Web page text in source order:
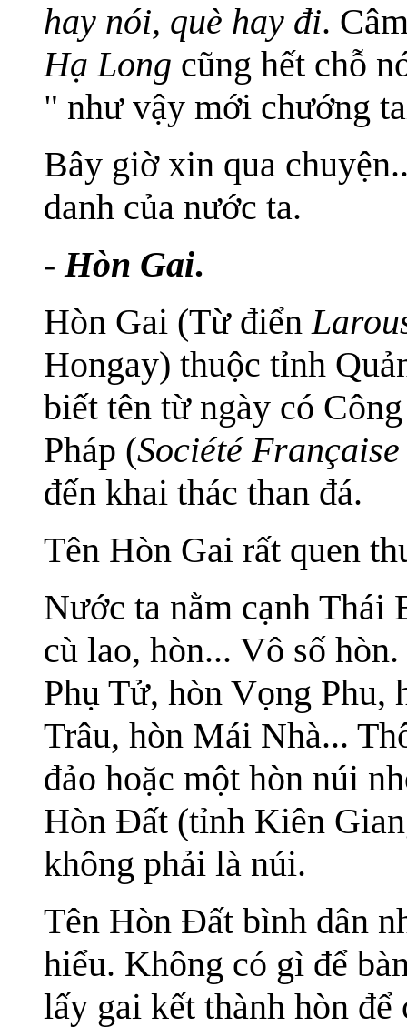
hay nói, què hay đi.
Hạ Long cũng hết chỗ
" như vậy mới chướng
Bây giờ xin qua
danh của nước ta.
-Hòn Gai.
Hòn Gai (Từ điển
Hongay) thuộc tỉnh
biết tên từ ngày có
Pháp (Société
đến khai thác than đá.
Tên Hòn Gai rất quen
Nước ta nằm cạnh Thái
cù lao, hòn... Vô số
Phụ Tử, hòn Vọng Phu,
Trâu, hòn Mái Nhà...
đảo hoặc một hòn núi
Hòn Đất (tỉnh Kiên
không phải là núi.
Tên Hòn Đất bình dân
hiểu. Không có gì để
lấy gai kết thành hòn